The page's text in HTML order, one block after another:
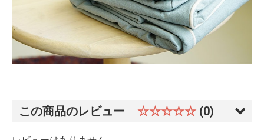
この商品のレビュー ☆☆☆☆☆ (0)